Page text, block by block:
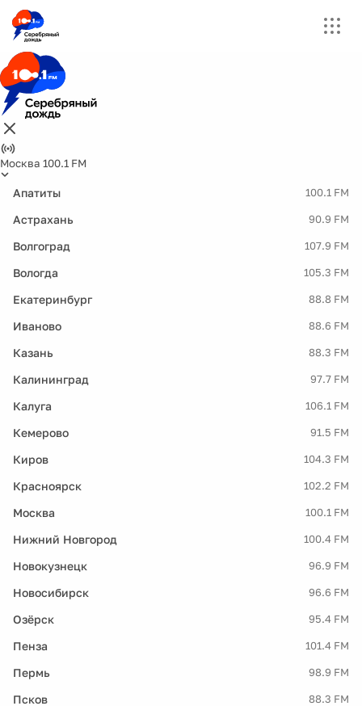
Москва 100.1 FM
Апатиты 100.1 FM
Астрахань 90.9 FM
Волгоград 107.9 FM
Вологда 105.3 FM
Екатеринбург 88.8 FM
Иваново 88.6 FM
Казань 88.3 FM
Калининград 97.7 FM
Калуга 106.1 FM
Кемерово 91.5 FM
Киров 104.3 FM
Красноярск 102.2 FM
Москва 100.1 FM
Нижний Новгород 100.4 FM
Новокузнецк 96.9 FM
Новосибирск 96.6 FM
Озёрск 95.4 FM
Пенза 101.4 FM
Пермь 98.9 FM
Псков 88.3 FM